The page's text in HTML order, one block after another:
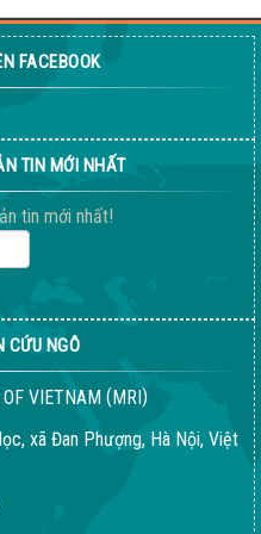
LVN152
FACEBOOK
TIN MỚI NHẤT
tin mới nhất!
CỨU NGÔ
VIETNAM (MRI)
xã Đan Phượng, Hà Nội, Việt